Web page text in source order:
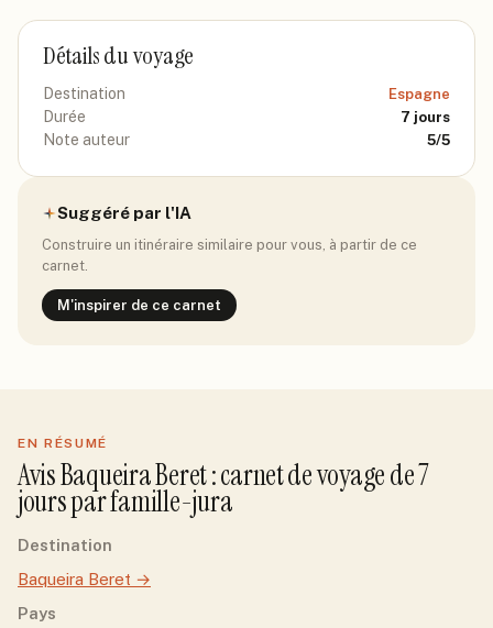
Détails du voyage
Destination Espagne
Durée 7 jours
Note auteur 5/5
Suggéré par l'IA
Construire un itinéraire similaire pour vous, à partir de ce
carnet.
M'inspirer de ce carnet
EN RÉSUMÉ
AvisBaqueira Beret: carnet de voyage de7
joursparfamille-jura
Destination
Baqueira Beret →
Pays